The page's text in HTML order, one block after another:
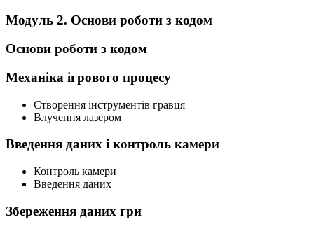
Модуль 2. Основи роботи з кодом
Основи роботи з кодом
Механіка ігрового процесу
Створення інструментів гравця
Влучення лазером
Введення даних і контроль камери
Контроль камери
Введення даних
Збереження даних гри